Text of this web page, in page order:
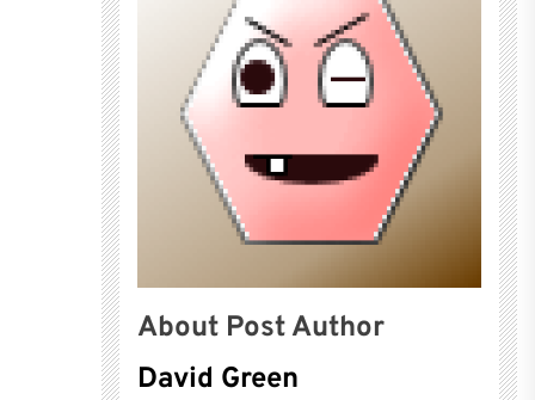
About Post Author
David Green